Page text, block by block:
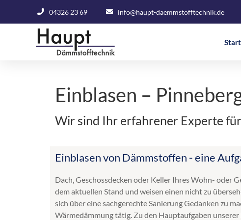
04326 23 69 info@haupt-daemmstofftechnik.de
Start
Einblasen –
Wir sind Ihr erfahrener Experte
Einblasen von Dämmstoffen - eine
Dach, Geschossdecken oder Keller Ihres Wohn- oder
dem aktuellen Stand und weisen einen nicht zu
sich über eine sachgerechte Sanierung Gedanken zu
Wärmedämmung tätig. Zu den Hauptaufgaben